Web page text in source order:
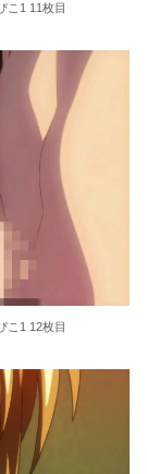
こ1 11枚目
こ1 12枚目